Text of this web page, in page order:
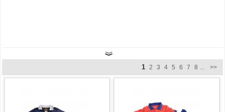
1 2 3 4 5 6 7 8 ... >>